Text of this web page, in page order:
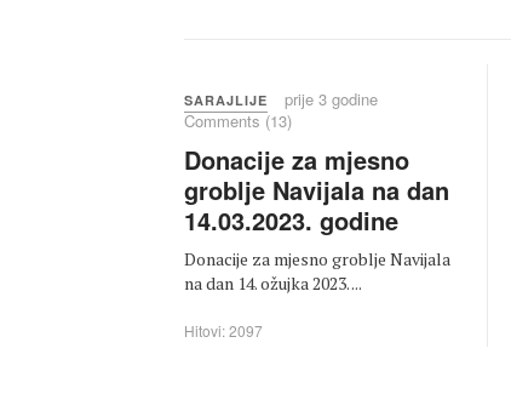
SARAJLIJE
prije 3 godine
Comments (13)
Donacije za mjesno
groblje Navijala na dan
14.03.2023. godine
Donacije za mjesno groblje Navijala
na dan 14. ožujka 2023. ...
Hitovi: 2097